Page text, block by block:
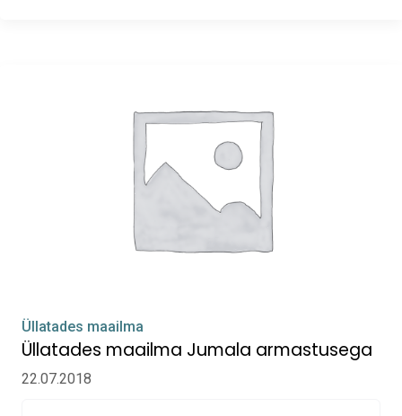
Üllatades maailma
Üllatades maailma Jumala armastusega
22.07.2018